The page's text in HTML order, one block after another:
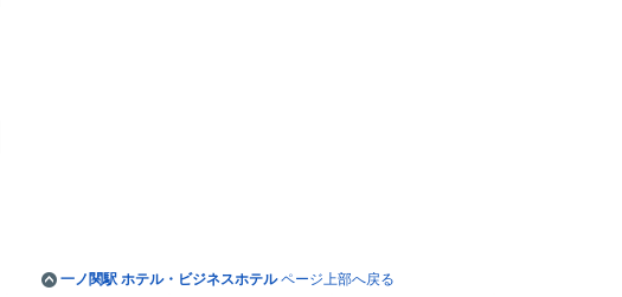
一ノ関駅 ホテル・ビジネスホテルページ上部へ戻る